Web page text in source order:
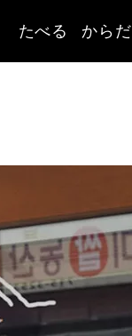
たべる からだ